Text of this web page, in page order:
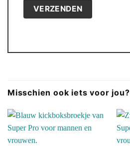
Misschien ook iets voor jou?